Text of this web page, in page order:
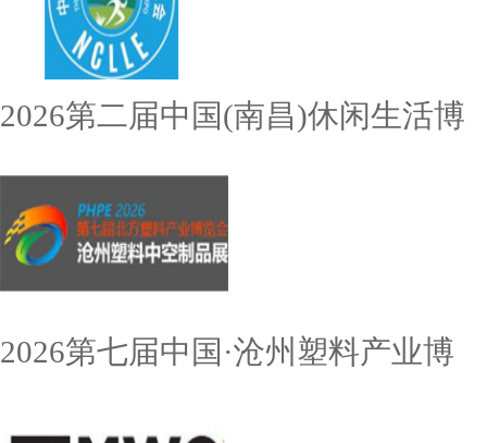
2026第二届中国(南昌)休闲生活博
2026第七届中国·沧州塑料产业博